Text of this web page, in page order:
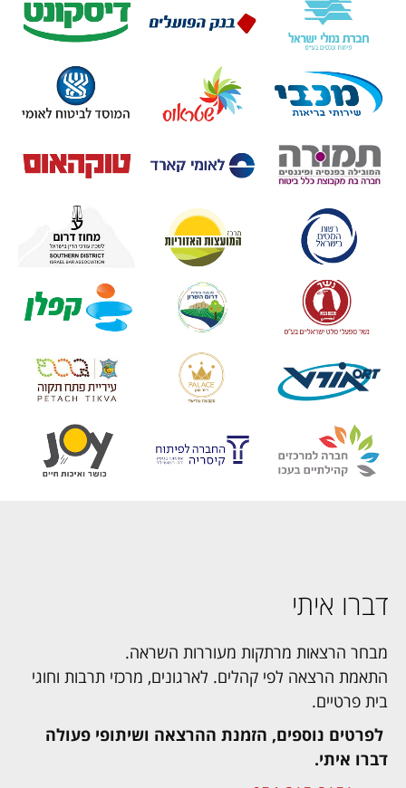
דברו איתי
מבחר הרצאות מרתקות מעוררות השראה.
התאמת הרצאה לפי קהלים. לארגונים, מרכזי תרבות וחוגי
בית פרטיים.
לפרטים נוספים, הזמנת ההרצאה ושיתופי פעולה
דברו איתי.